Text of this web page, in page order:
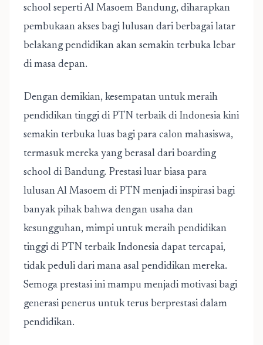
school seperti Al Masoem Bandung, diharapkan
pembukaan akses bagi lulusan dari berbagai latar
belakang pendidikan akan semakin terbuka lebar
di masa depan.
Dengan demikian, kesempatan untuk meraih
pendidikan tinggi di PTN terbaik di Indonesia kini
semakin terbuka luas bagi para calon mahasiswa,
termasuk mereka yang berasal dari boarding
school di Bandung. Prestasi luar biasa para
lulusan Al Masoem di PTN menjadi inspirasi bagi
banyak pihak bahwa dengan usaha dan
kesungguhan, mimpi untuk meraih pendidikan
tinggi di PTN terbaik Indonesia dapat tercapai,
tidak peduli dari mana asal pendidikan mereka.
Semoga prestasi ini mampu menjadi motivasi bagi
generasi penerus untuk terus berprestasi dalam
pendidikan.